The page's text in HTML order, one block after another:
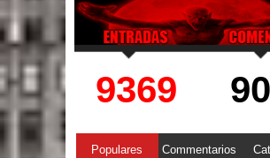
9369
Populares Commentarios